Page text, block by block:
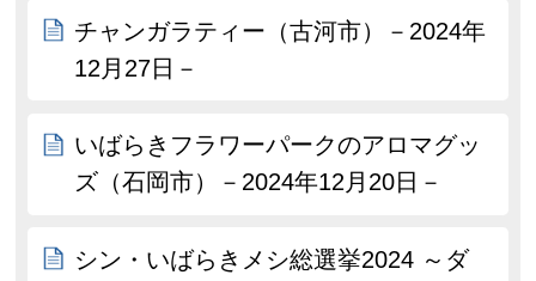
チャンガラティー（古河市）－2024年
12月27日－
いばらきフラワーパークのアロマグッ
ズ（石岡市）－2024年12月20日－
シン・いばらきメシ総選挙2024 ～ダ